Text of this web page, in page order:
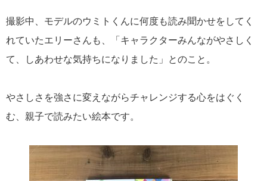
撮影中、モデルのウミトくんに何度も読み聞かせをしてく
れていたエリーさんも、「キャラクターみんながやさしく
て、しあわせな気持ちになりました」とのこと。
やさしさを強さに変えながらチャレンジする心をはぐく
む、親子で読みたい絵本です。